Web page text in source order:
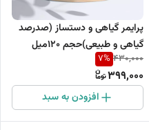
پرایمر گیاهی و دستساز (صدرصد
گیاهی و طبیعی)حجم 120میل
430,000
7%
399,000
افزودن به سبد